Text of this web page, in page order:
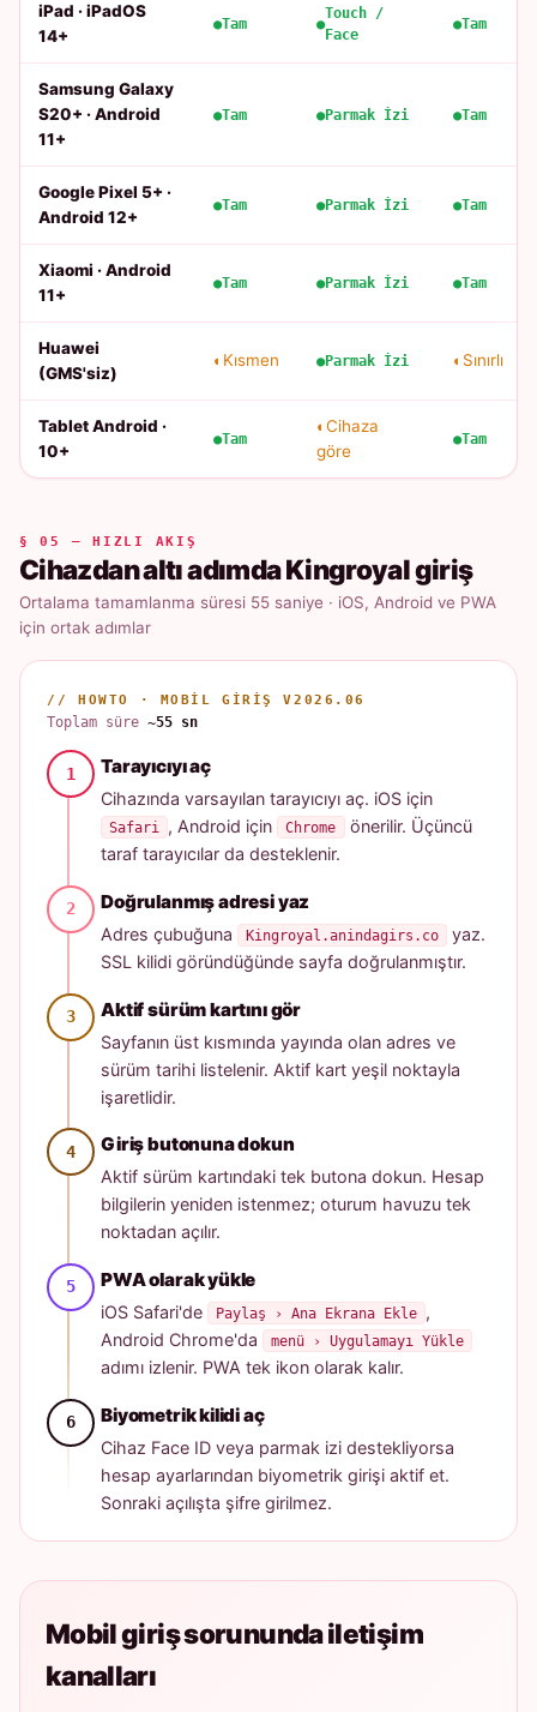
iPad · iPadOS
14+
Tam
Touch /
Face
Tam
Samsung Galaxy
S20+ · Android
11+
Tam Parmak İzi Tam
Google Pixel 5+ ·
Android 12+
Tam Parmak İzi Tam
Xiaomi · Android
11+
Tam Parmak İzi Tam
Huawei
(GMS'siz)
Kısmen Parmak İzi Sınırlı
Tablet Android ·
10+
Tam
Cihaza
göre
Tam
§ 05 — HIZLI AKIŞ
Cihazdan altı adımda Kingroyal giriş
Ortalama tamamlanma süresi 55 saniye · iOS, Android ve PWA
için ortak adımlar
// HOWTO · MOBIL GIRIŞ V2026.06
Toplam süre~55 sn
Tarayıcıyı aç
Cihazında varsayılan tarayıcıyı aç. iOS için
Safari , Android için Chrome
önerilir. Üçüncü
taraf tarayıcılar da desteklenir.
Doğrulanmış adresi yaz
Adres çubuğuna Kingroyal.anindagirs.co
yaz.
SSL kilidi göründüğünde sayfa doğrulanmıştır.
Aktif sürüm kartını gör
Sayfanın üst kısmında yayında olan adres ve
sürüm tarihi listelenir. Aktif kart yeşil noktayla
işaretlidir.
Giriş butonuna dokun
Aktif sürüm kartındaki tek butona dokun. Hesap
bilgilerin yeniden istenmez; oturum havuzu tek
noktadan açılır.
PWA olarak yükle
iOS Safari'de Paylaş › Ana Ekrana Ekle ,
Android Chrome'da
menü › Uygulamayı Yükle
adımı izlenir. PWA tek ikon olarak kalır.
Biyometrik kilidi aç
Cihaz Face ID veya parmak izi destekliyorsa
hesap ayarlarından biyometrik girişi aktif et.
Sonraki açılışta şifre girilmez.
Mobil giriş sorununda iletişim
kanalları